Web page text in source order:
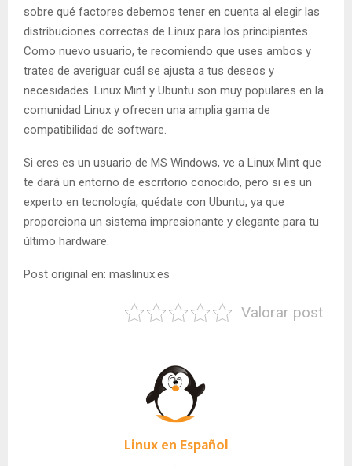
sobre qué factores debemos tener en cuenta al elegir las
distribuciones correctas de Linux para los principiantes.
Como nuevo usuario, te recomiendo que uses ambos y
trates de averiguar cuál se ajusta a tus deseos y
necesidades. Linux Mint y Ubuntu son muy populares en la
comunidad Linux y ofrecen una amplia gama de
compatibilidad de software.
Si eres es un usuario de MS Windows, ve a Linux Mint que
te dará un entorno de escritorio conocido, pero si es un
experto en tecnología, quédate con Ubuntu, ya que
proporciona un sistema impresionante y elegante para tu
último hardware.
Post original en: maslinux.es
Valorar post
Linux en Español